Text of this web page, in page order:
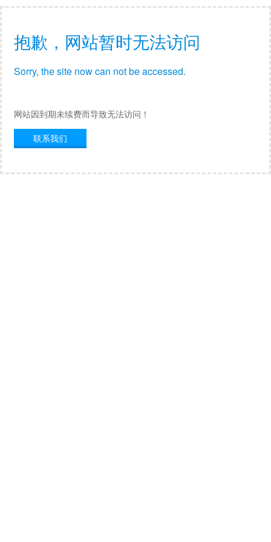
抱歉，网站暂时无法访问
Sorry, the site now can not be accessed.
网站因到期未续费而导致无法访问！
联系我们